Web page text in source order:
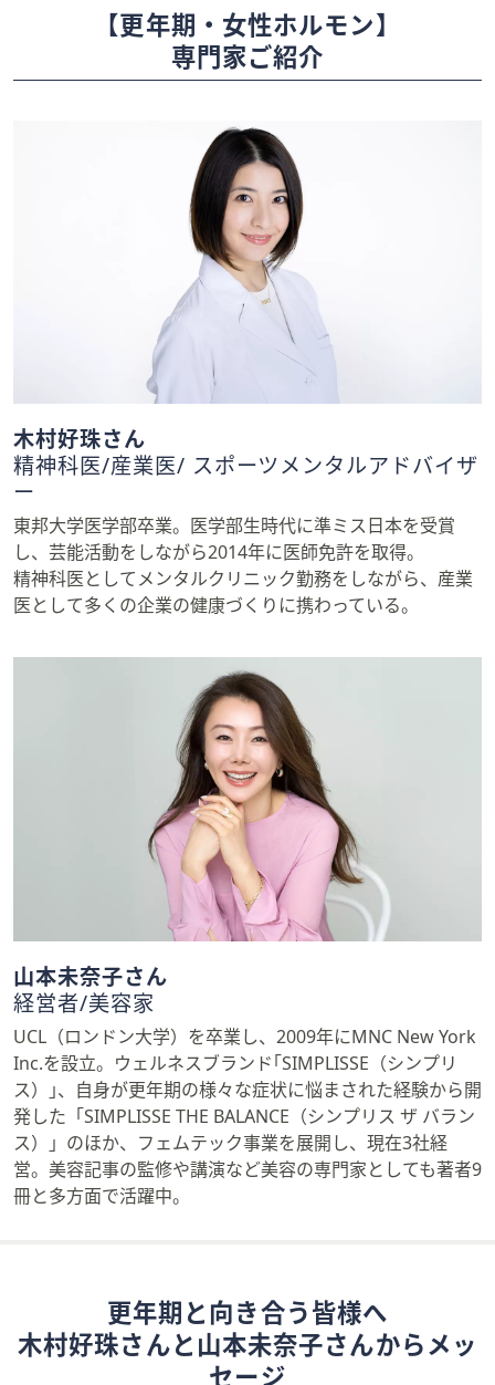
【更年期・女性ホルモン】
専門家ご紹介
木村好珠さん
精神科医/産業医/ スポーツメンタルアドバイザ
ー
東邦大学医学部卒業。医学部生時代に準ミス日本を受賞
し、芸能活動をしながら2014年に医師免許を取得。
精神科医としてメンタルクリニック勤務をしながら、産業
医として多くの企業の健康づくりに携わっている。
山本未奈子さん
経営者/美容家
UCL（ロンドン大学）を卒業し、2009年にMNC New York
Inc.を設立。ウェルネスブランド｢SIMPLISSE（シンプリ
ス）｣、自身が更年期の様々な症状に悩まされた経験から開
発した「SIMPLISSE THE BALANCE（シンプリス ザ バラン
ス）」のほか、フェムテック事業を展開し、現在3社経
営。美容記事の監修や講演など美容の専門家としても著者9
冊と多方面で活躍中。
更年期と向き合う皆様へ
木村好珠さんと山本未奈子さんからメッ
セージ